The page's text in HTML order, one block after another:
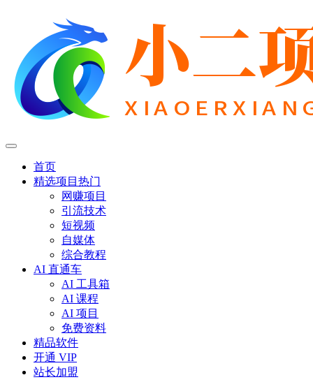
首页
精选项目 热门
网赚项目
引流技术
短视频
自媒体
综合教程
AI 直通车
AI 工具箱
AI 课程
AI 项目
免费资料
精品软件
开通 VIP
站长加盟